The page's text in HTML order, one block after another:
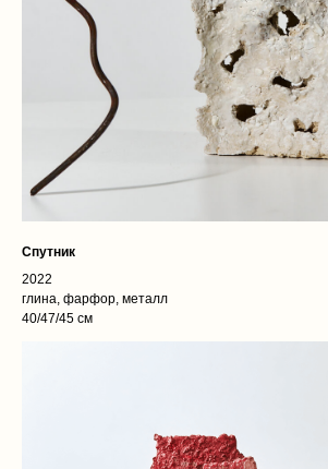
Спутник
2022
глина, фарфор, металл
40/47/45 см